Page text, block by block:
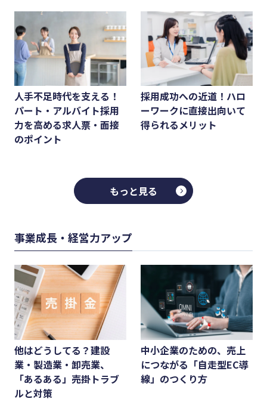
人手不足時代を支える！
パート・アルバイト採用
力を高める求人票・面接
のポイント
採用成功への近道！ハロ
ーワークに直接出向いて
得られるメリット
もっと見る
事業成長・経営力アップ
他はどうしてる？建設
業・製造業・卸売業、
「あるある」売掛トラブ
ルと対策
中小企業のための、売上
につながる「自走型EC導
線」のつくり方